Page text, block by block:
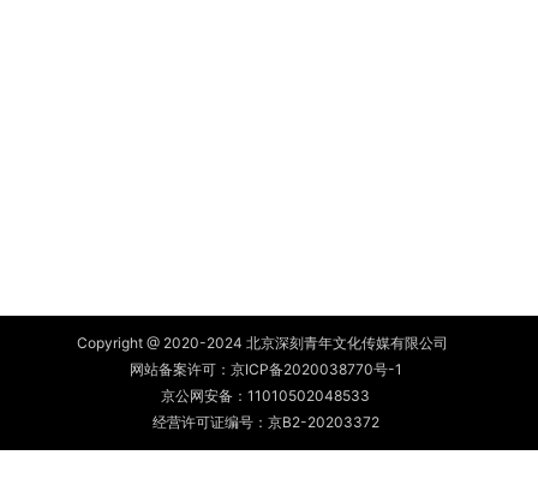
Copyright @ 2020-2024 北京深刻青年文化传媒有限公司
网站备案许可： 京ICP备2020038770号-1
京公网安备： 11010502048533
经营许可证编号：京B2-20203372